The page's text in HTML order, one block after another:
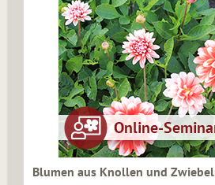
Blumen aus Knollen und